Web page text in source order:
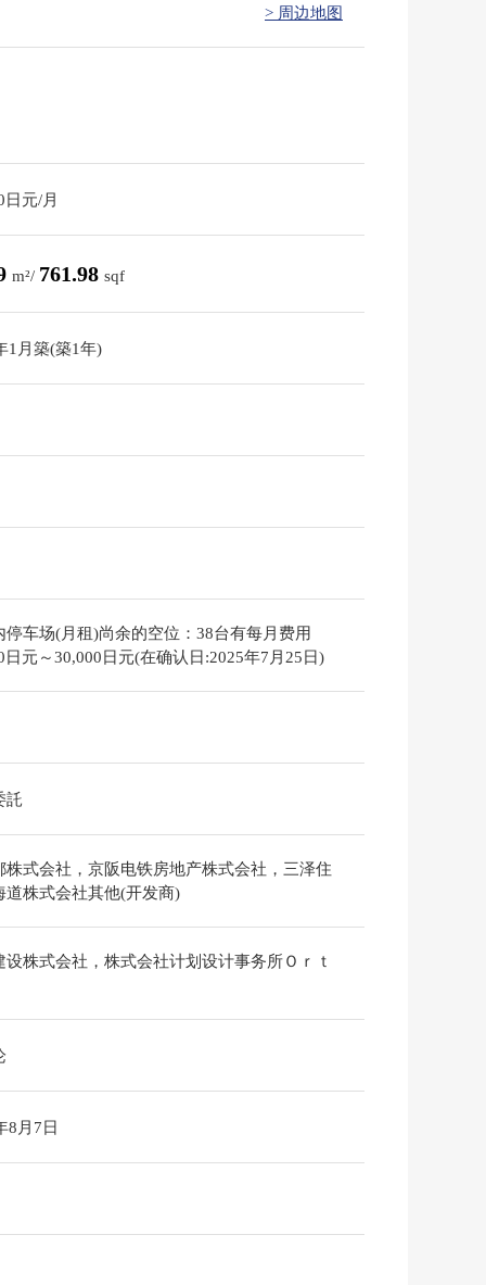
> 周边地图
日元/月
m²/ 761.98 sqf
1月築(築1年)
停车场(月租)尚余的空位：38台有每月费用
日元～30,000日元(在确认日:2025年7月25日)
託
株式会社，京阪电铁房地产株式会社，三泽住
道株式会社其他(开发商)
设株式会社，株式会社计划设计事务所Ｏｒｔ
8月7日